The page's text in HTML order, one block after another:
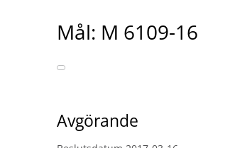
Mål: M 6109-16
Avgörande